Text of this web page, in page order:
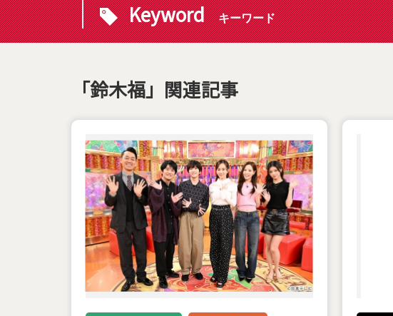
Keyword キーワード
「鈴木福」関連記事